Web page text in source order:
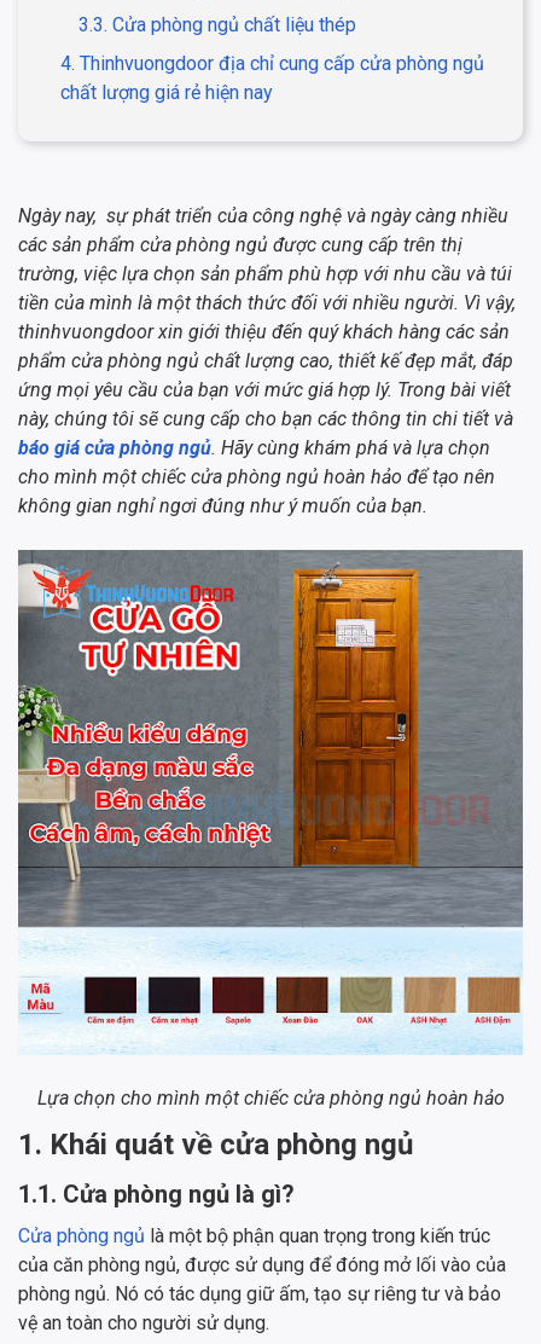
3.3. Cửa phòng ngủ chất liệu thép
4. Thinhvuongdoor địa chỉ cung cấp cửa phòng ngủ
chất lượng giá rẻ hiện nay
Ngày nay, sự phát triển của công nghệ và ngày càng nhiều
các sản phẩm cửa phòng ngủ được cung cấp trên thị
trường, việc lựa chọn sản phẩm phù hợp với nhu cầu và túi
tiền của mình là một thách thức đối với nhiều người. Vì vậy,
thinhvuongdoor xin giới thiệu đến quý khách hàng các sản
phẩm cửa phòng ngủ chất lượng cao, thiết kế đẹp mắt, đáp
ứng mọi yêu cầu của bạn với mức giá hợp lý. Trong bài viết
này, chúng tôi sẽ cung cấp cho bạn các thông tin chi tiết và
báo giá cửa phòng ngủ. Hãy cùng khám phá và lựa chọn
cho mình một chiếc cửa phòng ngủ hoàn hảo để tạo nên
không gian nghỉ ngơi đúng như ý muốn của bạn.
Lựa chọn cho mình một chiếc cửa phòng ngủ hoàn hảo
1. Khái quát về cửa phòng ngủ
1.1. Cửa phòng ngủ là gì?
Cửa phòng ngủ là một bộ phận quan trọng trong kiến trúc
của căn phòng ngủ, được sử dụng để đóng mở lối vào của
phòng ngủ. Nó có tác dụng giữ ấm, tạo sự riêng tư và bảo
vệ an toàn cho người sử dụng.